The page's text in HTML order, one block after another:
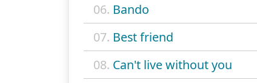
06. Bando
07. Best friend
08. Can't live without you